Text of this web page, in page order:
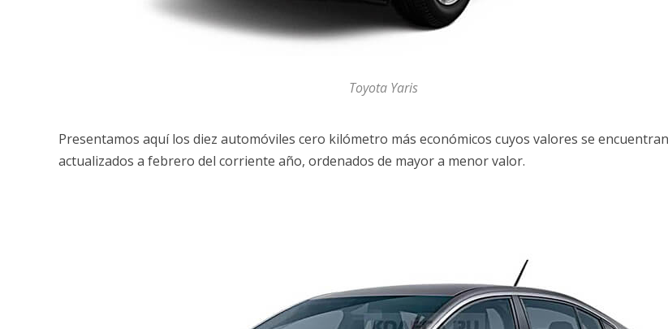
Toyota Yaris
Presentamos aquí los diez automóviles cero kilómetro más económicos cuyos valores se encuentran
actualizados a febrero del corriente año, ordenados de mayor a menor valor.